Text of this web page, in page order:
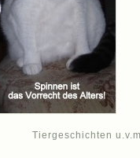
Tiergeschichten